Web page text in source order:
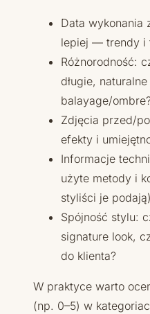
Data wykonania
lepiej — trendy i
Różnorodność:
długie,
balayage/
Zdjęcia przed/
efekty i
Informacje
użyte metody i
styliści je
Spójność stylu:
signature look,
do klienta?
W praktyce warto
(np. 0–5) w